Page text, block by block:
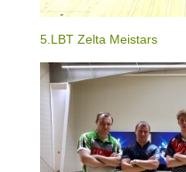
5.LBT Zelta Meistars